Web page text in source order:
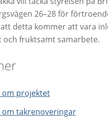
26–28 för
detta kommer att vara
och fruktsamt samarbete.
om projektet
om takrenoveringar